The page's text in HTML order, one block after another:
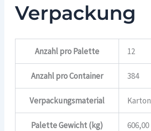
Verpackung
Anzahl pro Palette 12
Anzahl pro Container 384
Verpackungsmaterial
Palette Gewicht (kg) 606,00